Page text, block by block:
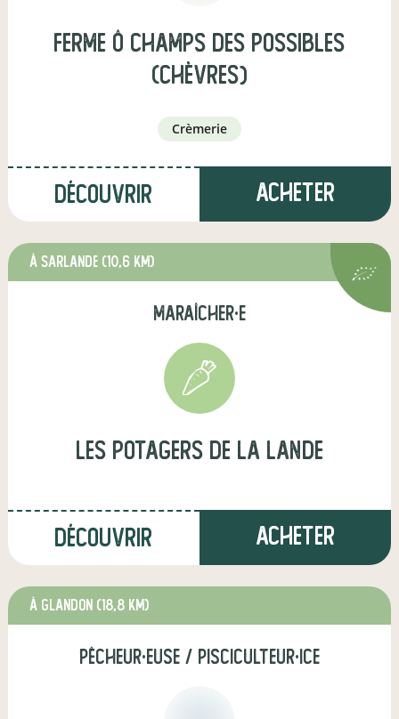
Ferme Ô champs des possibles
(chèvres)
crèmerie
Découvrir Acheter
à Sarlande (10,6 km)
maraîcher·e
Les Potagers de la Lande
Découvrir Acheter
à Glandon (18,8 km)
pêcheur·euse / pisciculteur·ice